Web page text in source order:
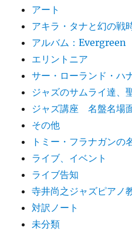
アート
アキラ・タナと幻の戦
アルバム：Evergreen
エリントニア
サー・ローランド・ハ
ジャズのサムライ達、
ジャズ講座 名盤名場
その他
トミー・フラナガンの
ライブ、イベント
ライブ告知
寺井尚之ジャズピアノ
対訳ノート
未分類